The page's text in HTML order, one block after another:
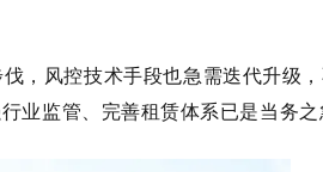
，风控技术手段也急需迭代升级
业监管、完善租赁体系已是当务之